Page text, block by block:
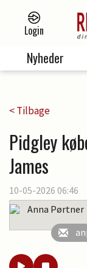
Login
Nyheder
< Tilbage
Pidgley
James
10-05-2026 06:46
Anna Pørtner